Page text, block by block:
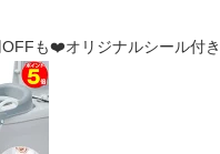
OFFも❤️オリジナルシール付き